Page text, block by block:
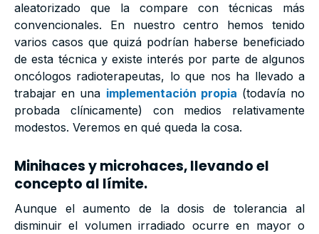
aleatorizado que la compare con técnicas más
convencionales. En nuestro centro hemos tenido
varios casos que quizá podrían haberse beneficiado
de esta técnica y existe interés por parte de algunos
oncólogos radioterapeutas, lo que nos ha llevado a
trabajar en una implementación propia (todavía no
probada clínicamente) con medios relativamente
modestos. Veremos en qué queda la cosa.
Minihaces y microhaces, llevando el
concepto al límite.
Aunque el aumento de la dosis de tolerancia al
disminuir el volumen irradiado ocurre en mayor o